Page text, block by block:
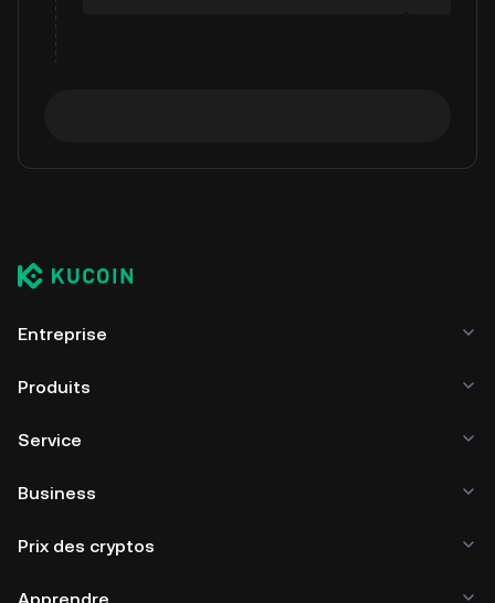
Entreprise
Produits
Service
Business
Prix des cryptos